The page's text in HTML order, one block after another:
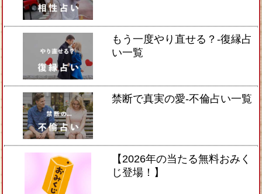
もう一度やり直せる？-復縁占
い一覧
禁断で真実の愛-不倫占い一覧
【2026年の当たる無料おみく
じ登場！】